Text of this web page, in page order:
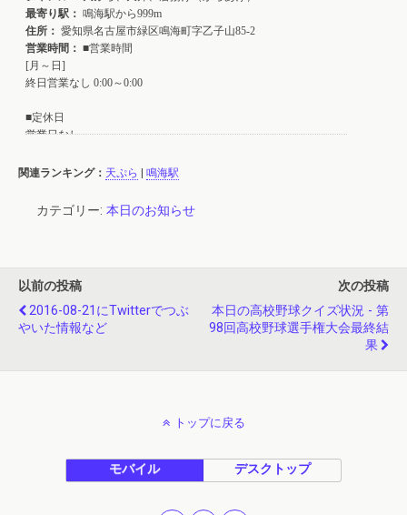
関連ランキング： 天ぷら 鳴海駅
カテゴリー: 本日のお知らせ
以前の投稿
2016-08-21にtwitterでつぶ
やいた情報など
次の投稿
本日の高校野球クイズ状況 - 第
98回高校野球選手権大会最終結
果
トップに戻る
モバイル デスクトップ